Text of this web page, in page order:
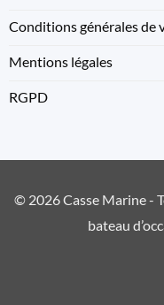
Conditions générales de
Mentions légales
RGPD
© 2026 Casse Marine -
bateau